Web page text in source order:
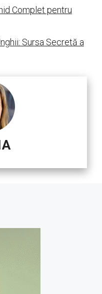
Complet pentru
Sursa Secretă a